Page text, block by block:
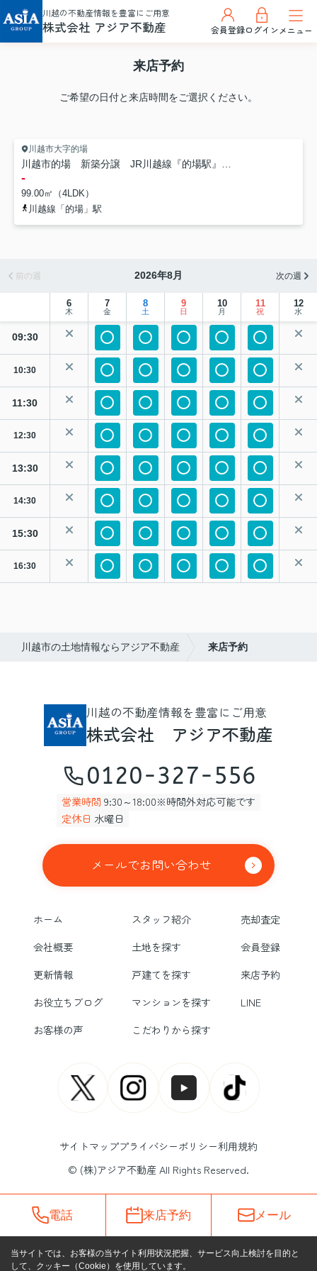
川越の不動産情報を豊富にご用意
株式会社 アジア不動産 会員登録ログインメニュー
来店予約
ご希望の日付と来店時間をご選択ください。
川越市大字的場
-
99.00㎡（4LDK）
川越線「的場」駅
前の週 2026年8月 次の週
6
木
7
金
8
土
9
日
10
月
11
祝
12
水
09:30
10:30
11:30
12:30
13:30
14:30
15:30
16:30
川越市の土地情報ならアジア不動産 来店予約
川越の不動産情報を豊富にご用意
株式会社 アジア不動産
0120-327-556
営業時間 9:30～18:00※時間外対応可能です
定休日 水曜日
メールでお問い合わせ
ホーム スタッフ紹介
売却査定
会社概要
土地を探す
会員登録
更新情報
戸建てを探す
来店予約
お役立ちブログ
マンションを探す
LINE
お客様の声
こだわりから探す
サイトマッププライバシーポリシー利用規約
© (株)アジア不動産 All Rights Reserved.
電話 来店予約 メール
当サイトでは、お客様の当サイト利用状況把握、サービス向上検討を目的と
して、クッキー（Cookie）を使用しています。